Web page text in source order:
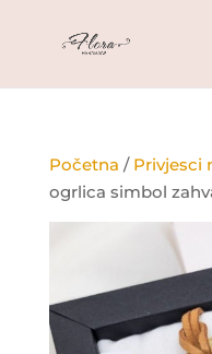
Početna / Privjesci
ogrlica simbol